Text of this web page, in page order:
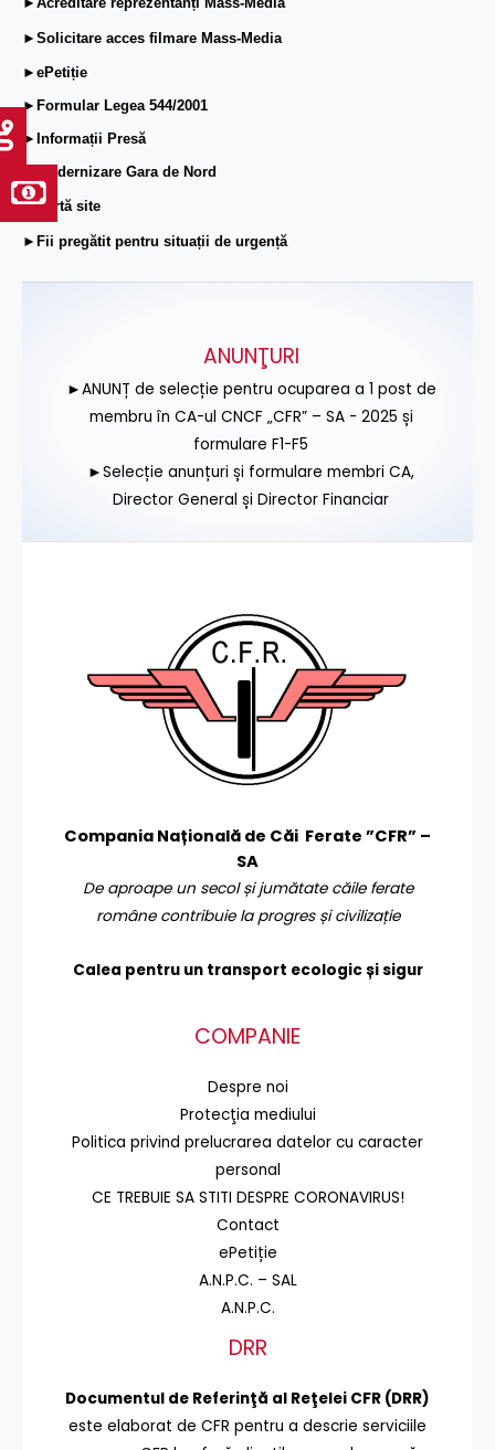
►Solicitare acces filmare Mass-Media
►ePetiție
►Formular Legea 544/2001
►Informații Presă
►Modernizare Gara de Nord
►Hartă site
►Fii pregătit pentru situații de urgență
ANUNŢURI
►ANUNȚ de selecție pentru ocuparea a 1 post de
membru în CA-ul CNCF „CFR” – SA - 2025 și
formulare F1-F5
►Selecție anunțuri și formulare membri CA,
Director General și Director Financiar
Compania Națională de Căi Ferate ”CFR” –
SA
De aproape un secol și jumătate căile ferate
române contribuie la progres și civilizație
Calea pentru un transport ecologic și sigur
COMPANIE
Despre noi
Protecţia mediului
Politica privind prelucrarea datelor cu caracter
personal
CE TREBUIE SA STITI DESPRE CORONAVIRUS!
Contact
ePetiție
A.N.P.C. – SAL
A.N.P.C.
DRR
Documentul de Referinţă al Reţelei CFR (DRR)
este elaborat de CFR pentru a descrie serviciile